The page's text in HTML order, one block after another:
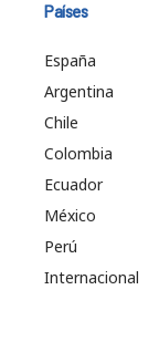
Países
España
Argentina
Chile
Colombia
Ecuador
México
Perú
Internacional